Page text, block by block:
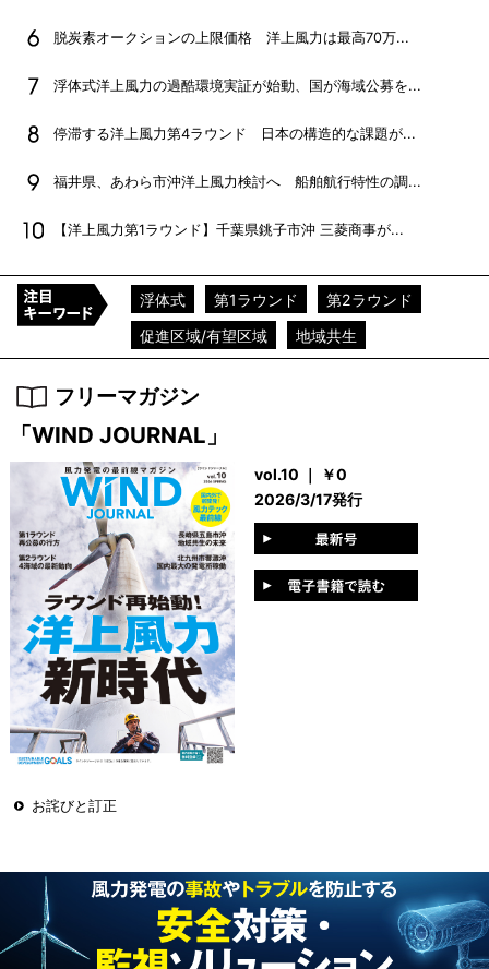
脱炭素オークションの上限価格 洋上風力は最高70万...
浮体式洋上風力の過酷環境実証が始動、国が海域公募を...
停滞する洋上風力第4ラウンド 日本の構造的な課題が...
福井県、あわら市沖洋上風力検討へ 船舶航行特性の調...
【洋上風力第1ラウンド】千葉県銚子市沖 三菱商事が...
浮体式 第1ラウンド
第2ラウンド
促進区域/有望区域
地域共生
フリーマガジン
「WIND JOURNAL」
vol.10 ｜ ￥0
2026/3/17発行
お詫びと訂正